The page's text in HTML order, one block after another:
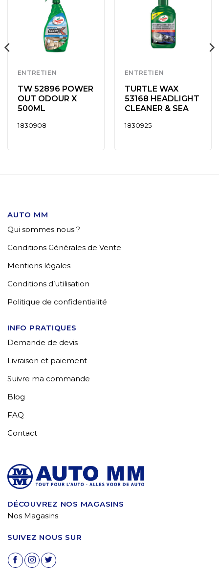
ENTRETIEN
TW 52896 POWER
OUT ODOUR X
500ML
1830908
ENTRETIEN
TURTLE WAX
53168 HEADLIGHT
CLEANER & SEA
1830925
AUTO MM
Qui sommes nous ?
Conditions Générales de Vente
Mentions légales
Conditions d’utilisation
Politique de confidentialité
INFO PRATIQUES
Demande de devis
Livraison et paiement
Suivre ma commande
Blog
FAQ
Contact
DÉCOUVREZ NOS MAGASINS
Nos Magasins
SUIVEZ NOUS SUR